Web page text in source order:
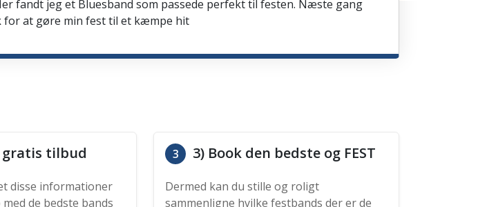
fandt jeg et Bluesband som passede perfekt til festen. Næste gang
for at gøre min fest til et kæmpe hit
gratis tilbud
disse informationer
de bedste bands
3 3) Book den bedste og FEST
Dermed kan du stille og roligt
sammenligne hvilke festbands der er de